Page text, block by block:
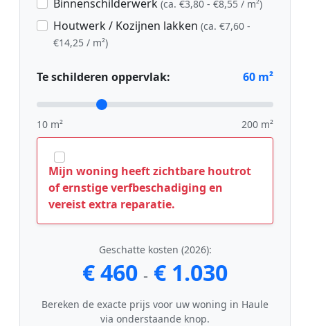
Binnenschilderwerk (ca. €3,80 - €8,55 / m²)
Houtwerk / Kozijnen lakken (ca. €7,60 -
€14,25 / m²)
Te schilderen oppervlak: 60 m²
10 m² 200 m²
Mijn woning heeft zichtbare houtrot
of ernstige verfbeschadiging en
vereist extra reparatie.
Geschatte kosten (2026):
€ 460 - € 1.030
Bereken de exacte prijs voor uw woning in Haule
via onderstaande knop.